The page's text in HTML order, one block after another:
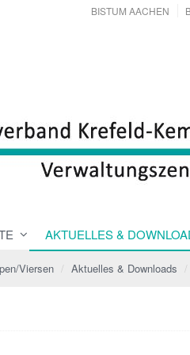
BISTUM AACHEN
AKTUELLES &
Viersen Aktuelles & Downloads